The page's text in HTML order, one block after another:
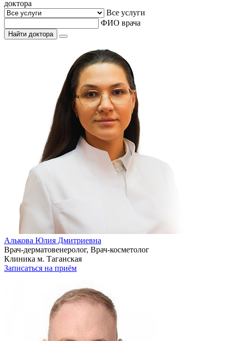
доктора
Все услуги
ФИО врача
Найти доктора
Алькова Юлия Дмитриевна
Врач-дерматовенеролог, Врач-косметолог
Клиника м. Таганская
Записаться на приём